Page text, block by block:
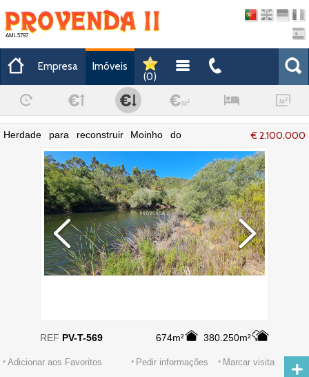
AMI-5797
Empresa
Imóveis
(0)
€ 2.100.000
Herdade para reconstruir Moinho do
674m² 380.250m²
REF PV-T-569
Adicionar aos Favoritos Marcar visita
Pedir informações